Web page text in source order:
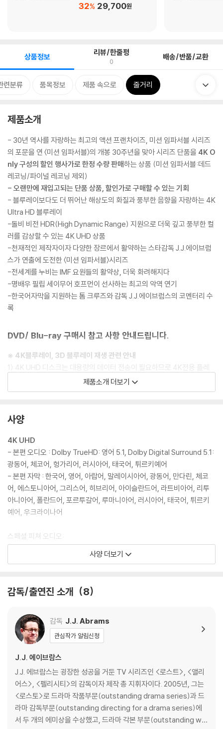
32% 29,700원
상품정보 리뷰/한줄평
0 배송/반품/교환
련분류 품목정보 제품 속으로 줄거리
제품소개
- 30년 역사를 자랑하는 최고의 액션 프랜차이즈, 미션 임파서블 시리즈
의 포문을 연 〈미션 임파서블〉의 개봉 30주년을 맞아 시리즈 단품을 4K O
nly 구성의 할인 행사가로 한정 수량 판매하는 상품 (미션 임파서블:데드
레코닝/파이널 레코닝 제외)
- 오랜만에 재입고되는 단품 상품, 할인가로 구매할 수 있는 기회
- 블루레이보다도 더 뛰어난 해상도의 화질과 풍부한 음향을 자랑하는 4K
Ultra HD 블루레이
-돌비 비전 HDR(High Dynamic Range) 지원으로 더욱 깊고 풍부한 컬
러를 감상할 수 있는 4K UHD 상품
-천재적인 제작자이자 다양한 장르에서 활약하는 스타감독 J.J.에이브럼
스가 연출에 도전한 〈미션 임파서블〉시리즈
-전세계를 누비는 IMF 요원들의 활약상, 더욱 화려해지다
-명배우 필립 세이무어 호프먼이 선사하는 최고의 악역 연기
-한국어자막을 지원하는 톰 크루즈와 감독 J.J.에이브럼스의 코멘터리 수
록
DVD/ Blu-ray 구매시 참고 사항 안내드립니다.
※ 4K블루레이, 3D 블루레이 재생 관련 안내
1) 4K UHD 디스크는 대용량의 데이터 전송이 필요하므로 4K전용 플레
이어를 사용하셔야 합니다. 더불어 플레이어 소프트웨어 최신 버전의 업데
이트, 대용량 케이블 사용이 필수입니다.
니다.
※ 아웃케이스/구성품/포장 상태
1) 제작/배송 과정에서 경미한 아웃케이스 주름, 모서리 눌림 및 갈라짐이
발생할 수 있습니다. 반품을 원하실 경우 미개봉 상태로 문의 부탁드립니
다.
2) 스틸북 케이스 제작 과정에서 기포 혹은 경미한 인쇄 오류가 발생할 수
있습니다.
3) 렌티큘러 스틸북의 경우, 보호필름이 붙어 판매되기도 합니다. 보호필
4) 본품 보호를 위해 노란색의 카톤 박스로 재포장한 경우, 카톤박스 손상
에 의한 교환/반품은 불가합니다.
5) 아웃케이스/구성품/포장 상태 불량에 의한 교환/반품 신청시 불량 확
1) 기기 문제로 인해 발생하는 재생 불량 현상에 대해서는 반품/교환이 불
가하니 최신 소프트웨어로 업데이트된 DVD/BD 전용 기기에서 재생하실
것을 권유해 드립니다.
2) 정전기와 먼지로 인해 재생이 원활하지 않은 경우가 있습니다. 디스크
를 마른 천으로 닦으시거나, DVD 클리너 등 전용 제품을 이용하면 대부분
해결됩니다.
3) 일부 PC 연결형 ODD의 경우 호환 상의 문제로 정상적인 디스크도 재
생이 불가능한 경우가 있습니다. 독립형 전용 플레이어 사용을 권장드리
며, ODD 사용으로 인한 재생 불량의 경우 교환 시에도 동일한 오류가 발
제품소개 더보기
사양
4K UHD
- 본편 오디오 : Dolby TrueHD: 영어 5.1, Dolby Digital Surround 5.1:
광동어, 체코어, 헝가리어, 러시아어, 태국어, 튀르키예어
- 본편 자막 : 한국어, 영어, 아랍어, 말레이시아어, 광동어, 만다린, 체코
어, 에스토니아어, 그리스어, 히브리어, 아이슬란드어, 라트비아어, 리투
아니아어, 폴란드어, 포르투갈어, 루마니아어, 러시아어, 태국어, 튀르키
예어, 우크라이나어
스페셜 피쳐 오디오:
스페셜 피쳐 자막: 한국어, 영어 등
SPECIAL FEATURES(한국어자막 지원)
사양 더보기
감독/출연진 소개 8
감독 J.J. Abrams
관심작가 알림신청
J.J. 에이브람스
J.J. 에브람스는 굉장한 성공을 거둔 TV 시리즈인 <로스트>, <앨리
어스>, <펠리시티>의 감독이자 제작 총 지휘자이다. 2005년, 그는
<로스토>로 드라마 작품부문(outstanding drama series)과 드
라마 감독부문(outstanding directing for a drama series)에
서 두 개의 에미상을 수상했고, 드라마 각본 부문(outstanding wri